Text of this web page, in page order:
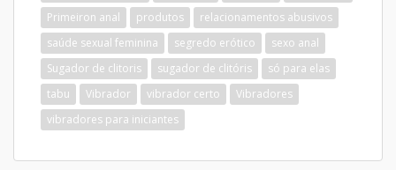
Primeiron anal
produtos
relacionamentos abusivos
saúde sexual feminina
segredo erótico
sexo anal
Sugador de clitoris
sugador de clitóris
só para elas
tabu
Vibrador vibrador certo
Vibradores
vibradores para iniciantes